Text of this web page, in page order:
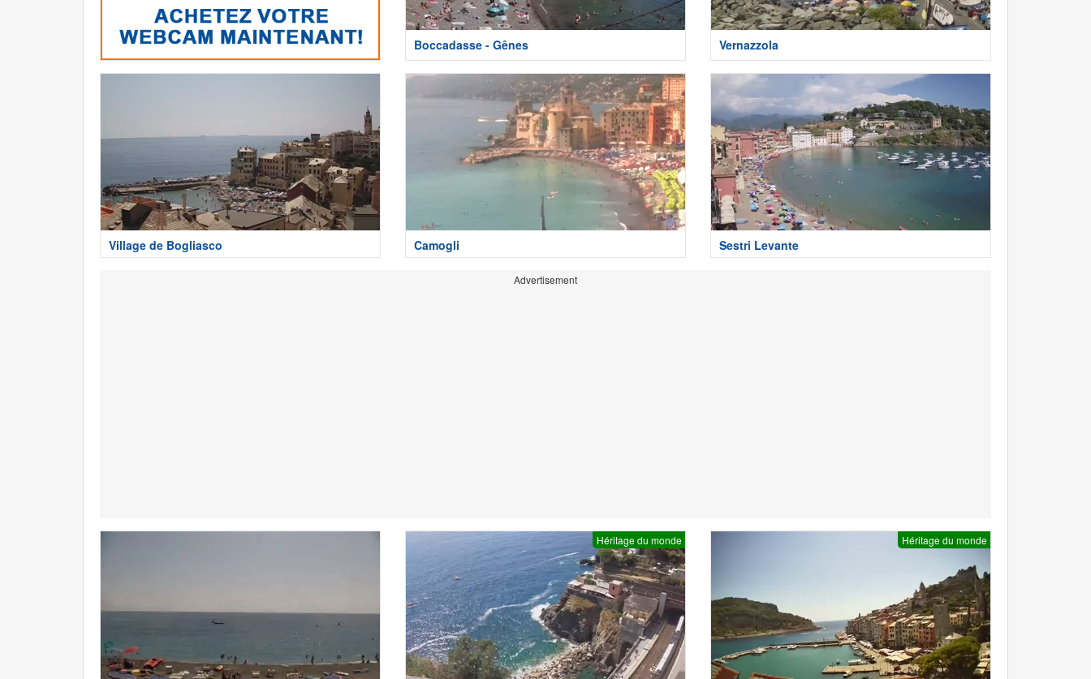
Boccadasse - Gênes Vernazzola
Village de Bogliasco Camogli Sestri Levante
Advertisement
Héritage du monde Héritage du monde